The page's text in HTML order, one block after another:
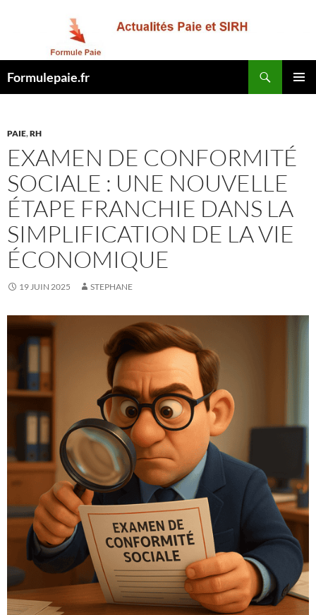
Formulepaie.fr
PAIE,RH
EXAMEN DE CONFORMITÉ
SOCIALE : UNE NOUVELLE
ÉTAPE FRANCHIE DANS LA
SIMPLIFICATION DE LA VIE
ÉCONOMIQUE
19 JUIN 2025 STEPHANE